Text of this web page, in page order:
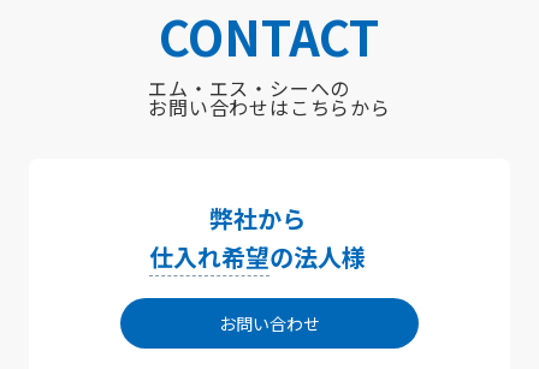
CONTACT
エム・エス・シーへの
お問い合わせはこちらから
弊社から
仕入れ希望の法人様
お問い合わせ